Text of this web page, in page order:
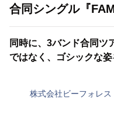
合同シングル『
同時に、3バンド合同ツ
ではなく、ゴシックな姿
株式会社ビーフォレス